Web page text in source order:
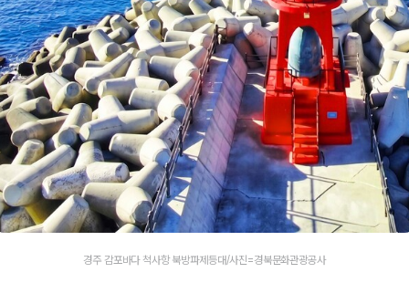
경주 감포바다 척사항 북방파제등대/사진=경북문화관광공사